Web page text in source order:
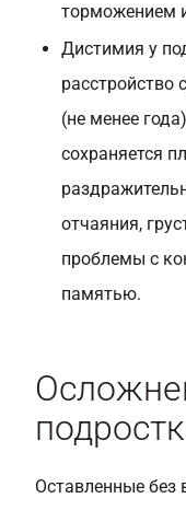
торможением
Дистимия у
расстройство
(не менее
сохраняется
отчаяния,
проблемы с
памятью.
Оставленные без